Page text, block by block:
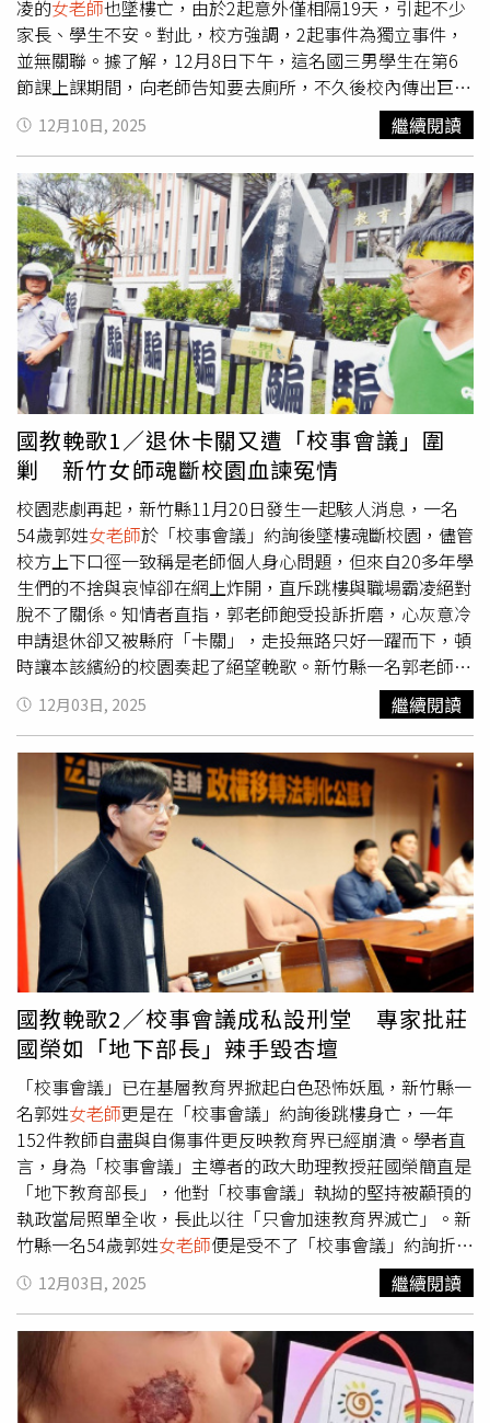
楚，暫時沒有接到通知。魯山縣婦聯則回應，此前未收到過
當事人求助，正在關注此事，已與縣委宣傳部溝通跟進。◎
勇敢求救並非弱者，您的痛苦有人願意傾聽，請撥打
1995◎如果您覺得痛苦、似乎沒有出路，您並不孤單，請
撥打1925
凌的女老師也墜樓亡，由於2起意外僅相隔19天，引起不少
家長、學生不安。對此，校方強調，2起事件為獨立事件，
並無關聯。據了解，12月8日下午，這名國三男學生在第6
節課上課期間，向老師告知要去廁所，不久後校內傳出巨
響，校方人員發現學生疑似自高處墜落，立即通報警消到
場，但當救護人員抵達時，該生已失去生命跡象，送往台大
竹東分院急救，仍於下午4時許宣告不治。詳細事故原因仍
待調查釐清，警方初步排除外力介入的可能。11月20日上
午，同校一名資深女老師在校園內墜樓，經搶救仍不幸身
亡。據悉，這名女老師曾向新竹縣政府投訴遭遇職場霸凌，
但校方透露，該教師長期受情緒問題困擾，請假情形較多，
過去也曾接獲她不當管教、上課遲到等投訴，經調查認定屬
實，於11月初將其調整為行政職，希望減輕其負擔，沒想到
卻發生憾事。對此，校方回應，這2起事件為獨立事件，互
相並無關聯，目前已啟動「校園危機處理與心理輔導機
制」，由輔導處、專業心理師及外部資源共同投入，協助師
生進行情緒安定與心理支持，後續也將視實際需求提供個別
或團體輔導，強化心理諮詢與轉介流程，並協助教職員在工
作及情緒上進行調整。新竹縣教育處則說，接獲相關通報
後，也派員到學校了解狀況，至於事發詳細原因，需待相關
單位進一步調查釐清。《CTWANT》關心您：如果您覺得痛
苦、似乎沒有出路，您並不孤單，請撥打1925。
12月10日, 2025 繼續閱讀
國教輓歌1／退休卡關又遭「校事會議」圍
剿 新竹女師魂斷校園血諫冤情
校園悲劇再起，新竹縣11月20日發生一起駭人消息，一名
54歲郭姓女老師於「校事會議」約詢後墜樓魂斷校園，儘管
校方上下口徑一致稱是老師個人身心問題，但來自20多年學
生們的不捨與哀悼卻在網上炸開，直斥跳樓與職場霸凌絕對
脫不了關係。知情者直指，郭老師飽受投訴折磨，心灰意冷
申請退休卻又被縣府「卡關」，走投無路只好一躍而下，頓
時讓本該繽紛的校園奏起了絕望輓歌。新竹縣一名郭老師
（圖後左2）頗受學生愛戴，卻因為「校事會議」搞得身心
俱疲，連退休案都卡關，最後心灰意冷從校舍5樓一躍而
下，54歲生涯嘎然而止。（圖／讀者提供）11月27日新竹
市追思園淒厲大風異常，走得突然的郭老師告別式依習俗只
能在下午舉行，除了丈夫與女兒全程參與外，不少郭老師老
同事與學生都來捻香致意，場面哀戚。儘管家人們儀式後仍
婉拒受訪，但卻有不少知情者與學生站出來抱不平，除了替
郭老師工作表現背書外，言談間更抖出駭人內幕。一名知情
者透露，郭老師「大砲」性格與校方關係緊張多年，對於學
校辦學涉有不法之處更常不留情面抨擊，也讓高層相當頭
痛。她舉例，新竹縣因學生眾多又交通不便，若國中畢業會
考成績不理想，高中職「上學通勤兩小時起跳」，加上會考
竹苗區「三級分」制度多錯一題就「翻車」，這讓在地學生
壓力異常，因此新竹縣不少學校國三便瘋狂考試，像教育部
明文規定模擬考至多考4次，但在新竹縣根本不甩「考個10
次都不為過」，這看在郭老師眼中當然不能接受。曾與郭老
師共事的台南市育德工家校長李俊賢就回憶，出身台南安南
「溪南寮」的郭老師和夫婿是台南土城國中同班同學，為了
配合夫婿竹科工作，一同離鄉背井定居竹北鳳岡一帶，但仍
常回台南敘舊，自己夏天也才與郭老師聚餐，郭老師確實提
到被工作學校長官羞辱、霸凌，但看她「戰鬥力」十足，完
全看不出有尋短跡象，甚或還心心念念要看女兒成家，如今
生命嘎然而止，「開學後又發生什麼事了」？他是行家直搗
問題核心。參加告別式的畢業學生也言之鑿鑿地說，學校會
以社團名義「變形」加強學科，比方「科學研究社」竟然把
學生抓去寫作文，另外九年級「勤學社」更明目張膽召集學
科頂尖的學生在課後全力衝刺學科，這早就與社團計畫不
符，郭老師對此多次抗議，甚至號召其他老師「罷教」，但
12月03日, 2025 繼續閱讀
國教輓歌2／校事會議成私設刑堂 專家批莊
國榮如「地下部長」辣手毀杏壇
「校事會議」已在基層教育界掀起白色恐怖妖風，新竹縣一
名郭姓女老師更是在「校事會議」約詢後跳樓身亡，一年
152件教師自盡與自傷事件更反映教育界已經崩潰。學者直
言，身為「校事會議」主導者的政大助理教授莊國榮簡直是
「地下教育部長」，他對「校事會議」執拗的堅持被顢頇的
執政當局照單全收，長此以往「只會加速教育界滅亡」。新
竹縣一名54歲郭姓女老師便是受不了「校事會議」約詢折
磨，在校內5樓天台一躍而下，用生命表達對制度最深層的
抗議。圖為其告別式。（圖／讀者提供）CTWANT調查，教
育部於2020年頒布《高級中等以下學校教師解聘不續聘停
聘或資遣辦法》，其中推動「校事會議」處理遭投訴可能須
解聘的不適任教師。然而制度上路來怨聲載道，不僅「有罪
推定」調查邏輯完全與《刑事訴訟法》對幹，坊間更流傳不
12月03日, 2025 繼續閱讀